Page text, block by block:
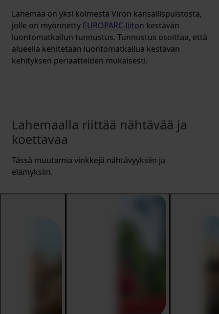
Lahemaa on yksi kolmesta Viron kansallispuistosta,
jolle on myönnetty EUROPARC-liiton kestävän
luontomatkailun tunnustus. Tunnustus osoittaa, että
alueella kehitetään luontomatkailua kestävän
kehityksen periaatteiden mukaisesti.
Lahemaalla riittää nähtävää ja
koettavaa
Tässä muutamia vinkkejä nähtävyyksiin ja
elämyksiin.